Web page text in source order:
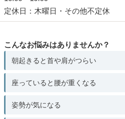
定休日：木曜日・その他不定休
こんなお悩みはありませんか？
朝起きると首や肩がつらい
座っていると腰が重くなる
姿勢が気になる